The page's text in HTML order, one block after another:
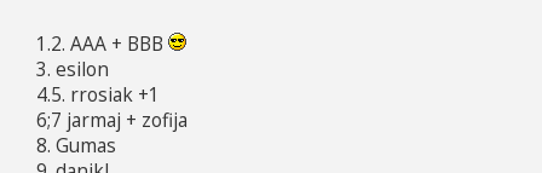
t
1.2. AAA + BBB
3. esilon
4.5. rrosiak +1
6;7 jarmaj + zofija
8. Gumas